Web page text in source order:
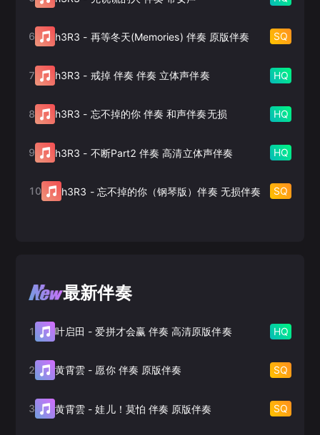
6 h3R3 - 再等冬天(Memories) 伴奏 原版伴奏 SQ
7 h3R3 - 戒掉 伴奏 伴奏 立体声伴奏 HQ
8 h3R3 - 忘不掉的你 伴奏 和声伴奏无损 HQ
9 h3R3 - 不断Part2 伴奏 高清立体声伴奏 HQ
10 h3R3 - 忘不掉的你（钢琴版）伴奏 无损伴奏 SQ
最新伴奏
1 叶启田 -爱拼才会赢 伴奏 高清原版伴奏 HQ
2 黄霄雲 - 愿你 伴奏 原版伴奏 SQ
3 黄霄雲 -娃儿！莫怕 伴奏 原版伴奏 SQ